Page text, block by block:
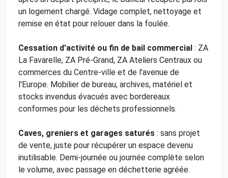
un logement chargé. Vidage complet, nettoyage et
remise en état pour relouer dans la foulée.
Cessation d'activité ou fin de bail commercial : ZA
La Favarelle, ZA Pré-Grand, ZA Ateliers Centraux ou
commerces du Centre-ville et de l'avenue de
l'Europe. Mobilier de bureau, archives, matériel et
stocks invendus évacués avec bordereaux
conformes pour les déchets professionnels.
Caves, greniers et garages saturés : sans projet
de vente, juste pour récupérer un espace devenu
inutilisable. Demi-journée ou journée complète selon
le volume, avec passage en déchetterie agréée.